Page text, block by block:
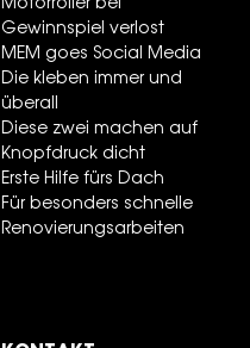
Gewinnspiel verlost
MEM goes Social Media
Die kleben immer und
überall
Diese zwei machen auf
Knopfdruck dicht
Erste Hilfe fürs Dach
Für besonders schnelle
Renovierungsarbeiten